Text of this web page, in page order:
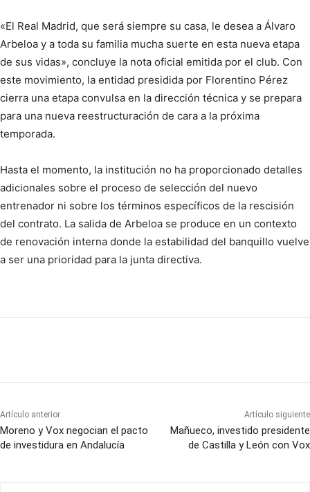
«El Real Madrid, que será siempre su casa, le desea a Álvaro
Arbeloa y a toda su familia mucha suerte en esta nueva etapa
de sus vidas», concluye la nota oficial emitida por el club. Con
este movimiento, la entidad presidida por Florentino Pérez
cierra una etapa convulsa en la dirección técnica y se prepara
para una nueva reestructuración de cara a la próxima
temporada.
Hasta el momento, la institución no ha proporcionado detalles
adicionales sobre el proceso de selección del nuevo
entrenador ni sobre los términos específicos de la rescisión
del contrato. La salida de Arbeloa se produce en un contexto
de renovación interna donde la estabilidad del banquillo vuelve
a ser una prioridad para la junta directiva.
Artículo anterior
Moreno y Vox negocian el pacto
de investidura en Andalucía
Artículo siguiente
Mañueco, investido presidente
de Castilla y León con Vox